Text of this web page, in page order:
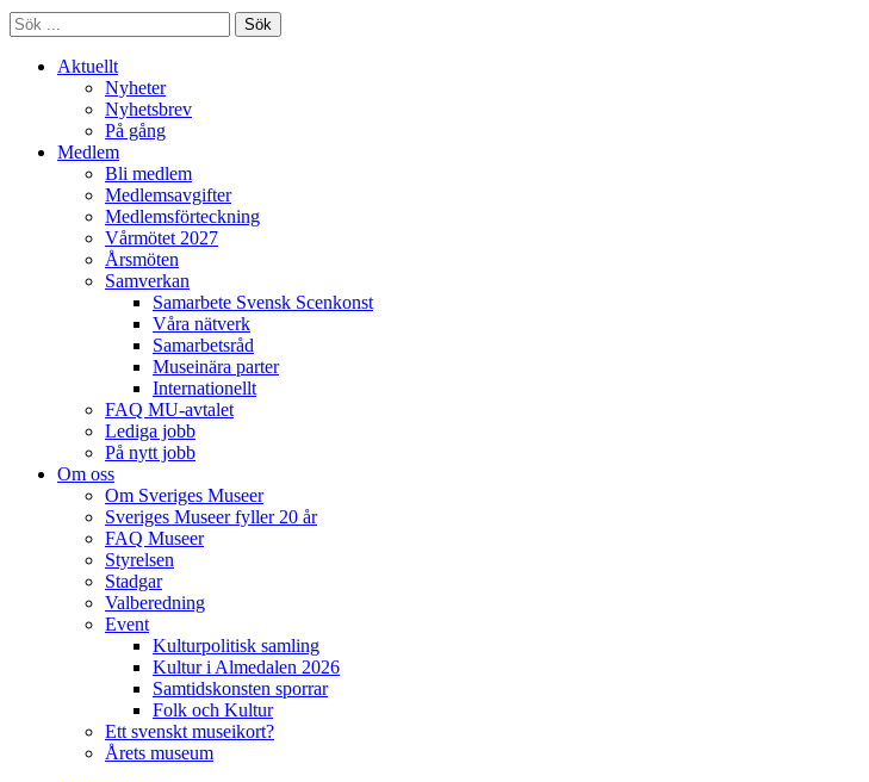
Sök
Aktuellt
Nyheter
Nyhetsbrev
På gång
Medlem
Bli medlem
Medlemsavgifter
Medlemsförteckning
Vårmötet 2027
Årsmöten
Samverkan
Samarbete Svensk Scenkonst
Våra nätverk
Samarbetsråd
Museinära parter
Internationellt
FAQ MU-avtalet
Lediga jobb
På nytt jobb
Om oss
Om Sveriges Museer
Sveriges Museer fyller 20 år
FAQ Museer
Styrelsen
Stadgar
Valberedning
Event
Kulturpolitisk samling
Kultur i Almedalen 2026
Samtidskonsten sporrar
Folk och Kultur
Ett svenskt museikort?
Årets museum